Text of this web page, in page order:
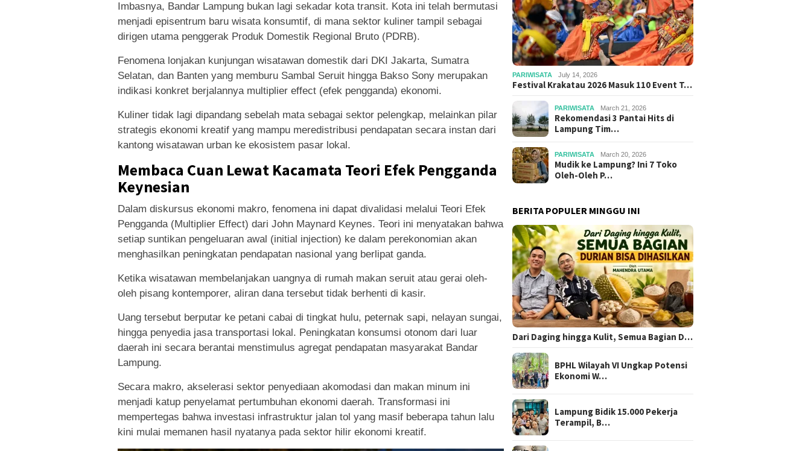
Imbasnya, Bandar Lampung bukan lagi sekadar kota transit. Kota ini telah bermutasi
menjadi episentrum baru wisata konsumtif, di mana sektor kuliner tampil sebagai
dirigen utama penggerak Produk Domestik Regional Bruto (PDRB).
Fenomena lonjakan kunjungan wisatawan domestik dari DKI Jakarta, Sumatra
Selatan, dan Banten yang memburu Sambal Seruit hingga Bakso Sony merupakan
indikasi konkret berjalannya multiplier effect (efek pengganda) ekonomi.
Kuliner tidak lagi dipandang sebelah mata sebagai sektor pelengkap, melainkan pilar
strategis ekonomi kreatif yang mampu meredistribusi pendapatan secara instan dari
kantong wisatawan urban ke ekosistem pasar lokal.
Membaca Cuan Lewat Kacamata Teori Efek Pengganda
Keynesian
Dalam diskursus ekonomi makro, fenomena ini dapat divalidasi melalui Teori Efek
Pengganda (Multiplier Effect) dari John Maynard Keynes. Teori ini menyatakan bahwa
setiap suntikan pengeluaran awal (initial injection) ke dalam perekonomian akan
menghasilkan peningkatan pendapatan nasional yang berlipat ganda.
Ketika wisatawan membelanjakan uangnya di rumah makan seruit atau gerai oleh-
oleh pisang kontemporer, aliran dana tersebut tidak berhenti di kasir.
Uang tersebut berputar ke petani cabai di tingkat hulu, peternak sapi, nelayan sungai,
hingga penyedia jasa transportasi lokal. Peningkatan konsumsi otonom dari luar
daerah ini secara berantai menstimulus agregat pendapatan masyarakat Bandar
Lampung.
Secara makro, akselerasi sektor penyediaan akomodasi dan makan minum ini
menjadi katup penyelamat pertumbuhan ekonomi daerah. Transformasi ini
mempertegas bahwa investasi infrastruktur jalan tol yang masif beberapa tahun lalu
kini mulai memanen hasil nyatanya pada sektor hilir ekonomi kreatif.
PARIWISATA July 14, 2026
Festival Krakatau 2026 Masuk 110 Event T…
PARIWISATA March 21, 2026
Rekomendasi 3 Pantai Hits di
Lampung Tim…
PARIWISATA March 20, 2026
Mudik ke Lampung? Ini 7 Toko
Oleh-Oleh P…
BERITA POPULER MINGGU INI
Dari Daging hingga Kulit, Semua Bagian D…
BPHL Wilayah VI Ungkap Potensi
Ekonomi W…
Lampung Bidik 15.000 Pekerja
Terampil, B…